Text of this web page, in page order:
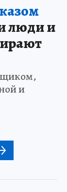
люди и
и